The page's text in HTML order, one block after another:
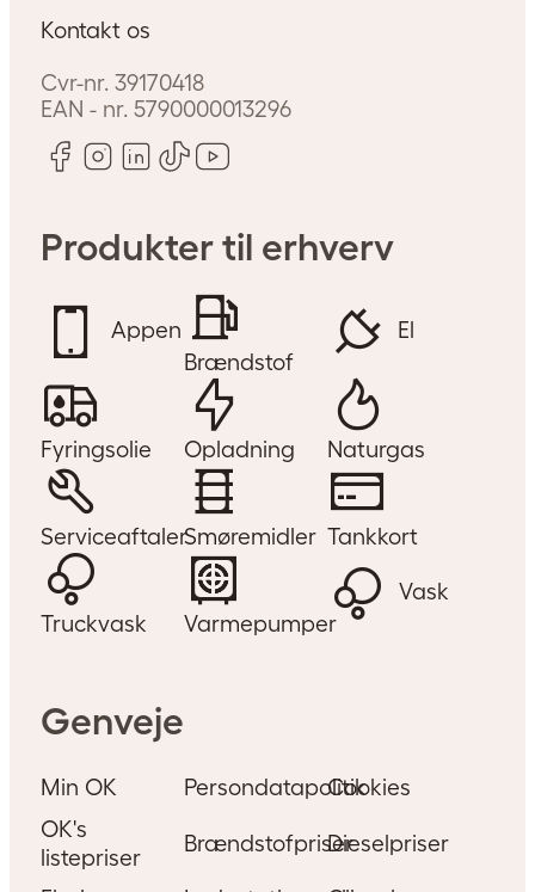
Kontakt os
Cvr-nr. 39170418
EAN - nr.5790000013296
Produkter til erhverv
Appen
Brændstof
El
Fyringsolie Opladning Naturgas
ServiceaftalerSmøremidler Tankkort
Truckvask Varmepumper
Vask
Genveje
Min OK PersondatapolitikCookies
OK's
listepriser
BrændstofpriserDieselpriser